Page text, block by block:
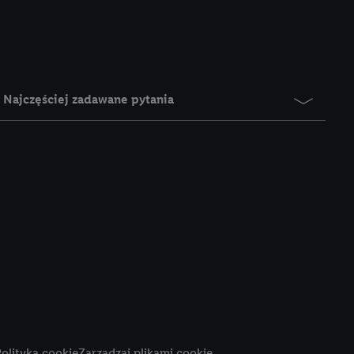
Najczęściej zadawane pytania
jednym z wyżej
możemy
rozpoznać
W tym celu
adres e-
adresu IP. Jeśli
użyciu adresu IP i
usług Lidl. W
Zgodę na
celów marketingu